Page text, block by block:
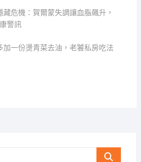
危機：賀爾蒙失調讓血脂飆升，
警訊
加一份燙青菜去油，老饕私房吃法
Search